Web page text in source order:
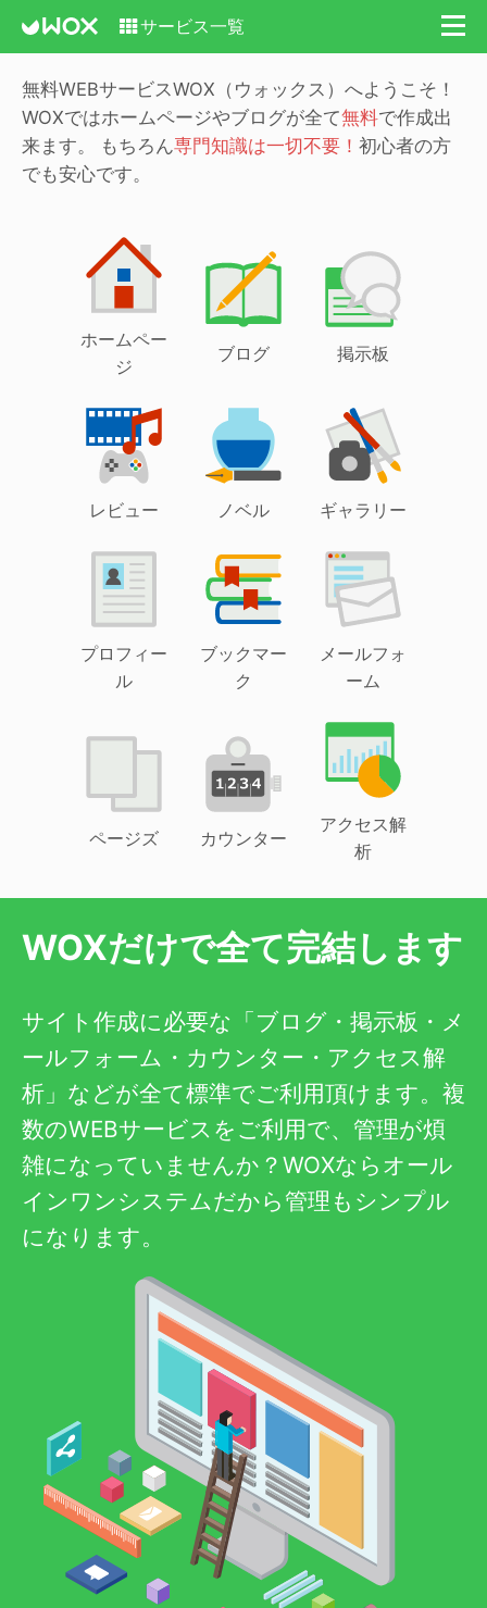
サービス一覧
無料WEBサービスWOX（ウォックス）へようこそ！
WOXではホームページやブログが全て無料で作成出
来ます。
もちろん専門知識は一切不要！ 初心者の方
でも安心です。
ホームペー
ジ
ブログ 掲示板
レビュー ノベル ギャラリー
プロフィー
ル
ブックマー
ク
メールフォ
ーム
ページズ カウンター
アクセス解
析
WOXだけで全て完結します
サイト作成に必要な「ブログ・掲示板・メ
ールフォーム・カウンター・アクセス解
析」などが全て標準でご利用頂けます。複
数のWEBサービスをご利用で、管理が煩
雑になっていませんか？WOXならオール
インワンシステムだから管理もシンプル
になります。